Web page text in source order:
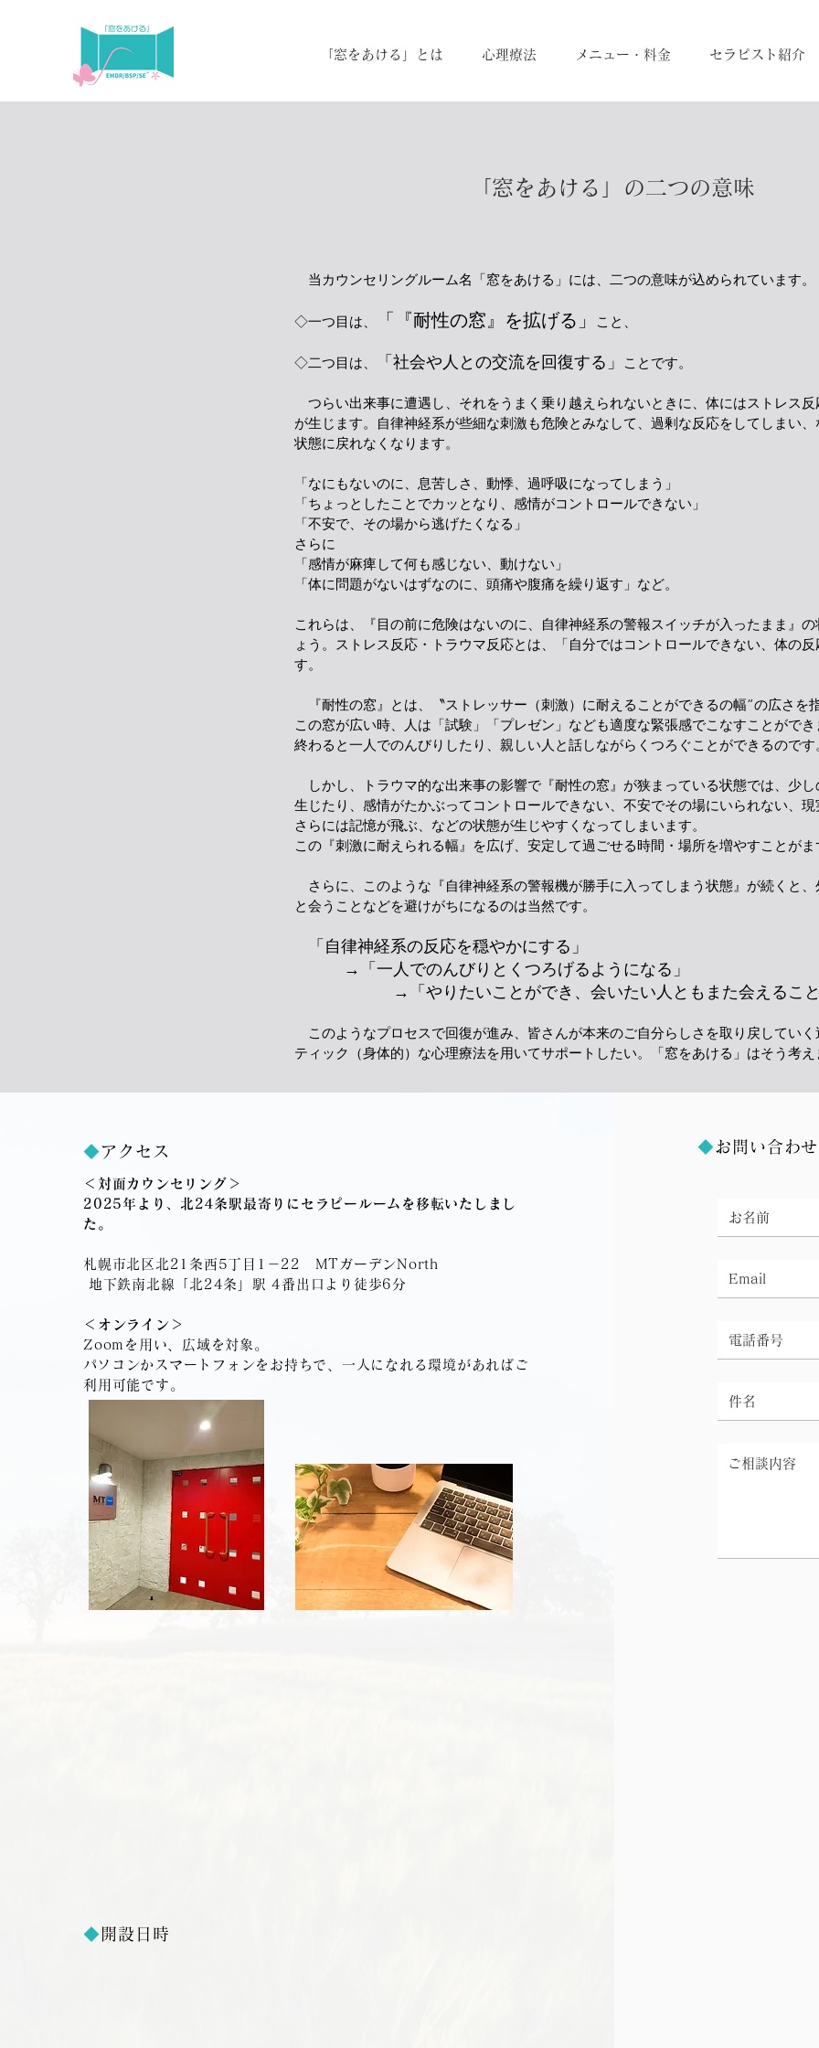
「窓をあける」とは 心理療法 メニュー・料金 セラピスト紹介
​「窓をあける」の二つの意味
当カウンセリングルーム名「窓をあける」には、二つの意味が込められています。
◇一つ目は、 「『耐性の窓』を拡げる」 こと、
◇二つ目は、 「社会や人との交流を回復する」 ことです。
つらい出来事に遭遇し、それをうまく乗り越えられないときに、体にはストレス
が生じます。自律神経系が些細な刺激も危険とみなして、過剰な反応をしてしまい
状態に戻れなくなります。
「なにもないのに、息苦しさ、動悸、過呼吸になってしまう」
「ちょっとしたことでカッとなり、感情がコントロールできない」
「不安で、その場から逃げたくなる」
さらに
「感情が麻痺して何も感じない、動けない」
「体に問題がないはずなのに、頭痛や腹痛を繰り返す」など。
これらは、『目の前に危険はないのに、自律神経系の警報スイッチが入ったまま』
ょう。ストレス反応・トラウマ反応とは、「自分ではコントロールできない、体の
す。
『耐性の窓』とは、〝ストレッサー（刺激）に耐えることができるの幅”の広さを
この窓が広い時、人は「試験」「プレゼン」なども適度な緊張感でこなすことがで
終わると一人でのんびりしたり、親しい人と話しながらくつろぐことができるのです
しかし、トラウマ的な出来事の影響で『耐性の窓』が狭まっている状態では、少
生じたり、感情がたかぶってコントロールできない、不安でその場にいられない、
さらには記憶が飛ぶ、などの状態が生じやすくなってしまいます。
この『刺激に耐えられる幅』を広げ、安定して過ごせる時間・場所を増やすことが
さらに、このような『自律神経系の警報機が勝手に入ってしまう状態』が続くと
と会うことなどを避けがちになるのは当然です。
「自律神経系の反応を穏やかにする」
→「一人でのんびりとくつろげるようになる」
→「やりたいことができ、会いたい人ともまた会えるこ
このようなプロセスで回復が進み、皆さんが本来のご自分らしさを取り戻してい
ティック（身体的）な心理療法を用いてサポートしたい。「窓をあける」はそう考え
◆アクセス
＜対面カウンセリング＞
2025年より、北24条駅最寄りにセラピールームを移転いたしまし
た。
札幌市北区北21条西5丁目1－22 MTガーデンNorth
地下鉄南北線「北24条」駅 4番出口より徒歩6分
＜オンライン＞
Zoomを用い、広域を対象。
​パソコンかスマートフォンをお持ちで、一人になれる環境があればご
利用可能です。
◆ 開設日時
◆お問い合わせ